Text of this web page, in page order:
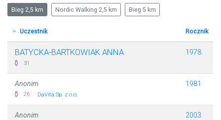
Bieg 2,5 km Nordic Walking 2,5 km Bieg 5 km
Uczestnik Rocznik
BATYCKA-BARTKOWIAK ANNA
31
1978
Anonim
26 · DaVita Sp. z o.o.
1981
Anonim 2003